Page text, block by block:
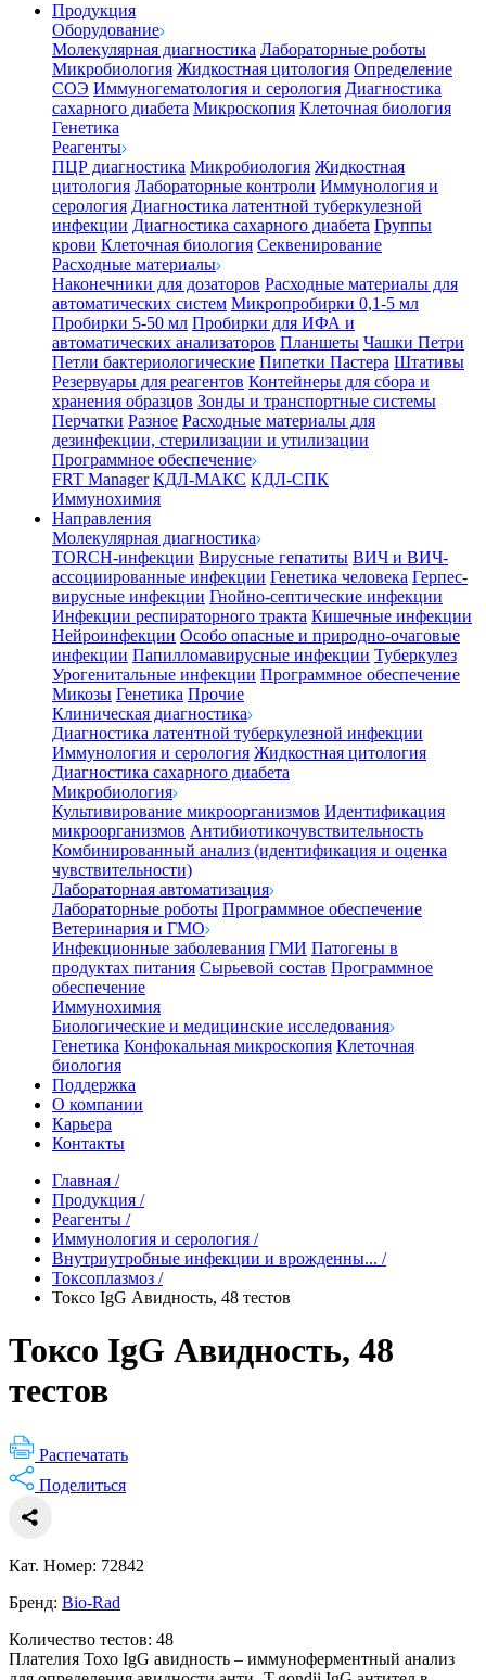
Продукция
Оборудование
Молекулярная диагностика Лабораторные роботы
Микробиология Жидкостная цитология Определение
СОЭ Иммуногематология и серология Диагностика
сахарного диабета Микроскопия Клеточная биология
Генетика
Реагенты
ПЦР диагностика Микробиология Жидкостная
цитология Лабораторные контроли Иммунология и
серология Диагностика латентной туберкулезной
инфекции Диагностика сахарного диабета Группы
крови Клеточная биология Секвенирование
Расходные материалы
Наконечники для дозаторов Расходные материалы для
автоматических систем Микропробирки 0,1-5 мл
Пробирки 5-50 мл Пробирки для ИФА и
автоматических анализаторов Планшеты Чашки Петри
Петли бактериологические Пипетки Пастера Штативы
Резервуары для реагентов Контейнеры для сбора и
хранения образцов Зонды и транспортные системы
Перчатки Разное Расходные материалы для
дезинфекции, стерилизации и утилизации
Программное обеспечение
FRT Manager КДЛ-МАКС КДЛ-СПК
Иммунохимия
Направления
Молекулярная диагностика
TORCH-инфекции Вирусные гепатиты ВИЧ и ВИЧ-
ассоциированные инфекции Генетика человека Герпес-
вирусные инфекции Гнойно-септические инфекции
Инфекции респираторного тракта Кишечные инфекции
Нейроинфекции Особо опасные и природно-очаговые
инфекции Папилломавирусные инфекции Туберкулез
Урогенитальные инфекции Программное обеспечение
Микозы Генетика Прочие
Клиническая диагностика
Диагностика латентной туберкулезной инфекции
Иммунология и серология Жидкостная цитология
Диагностика сахарного диабета
Микробиология
Культивирование микроорганизмов Идентификация
микроорганизмов Антибиотикочувствительность
Комбинированный анализ (идентификация и оценка
чувствительности)
Лабораторная автоматизация
Лабораторные роботы Программное обеспечение
Ветеринария и ГМО
Инфекционные заболевания ГМИ Патогены в
продуктах питания Сырьевой состав Программное
обеспечение
Иммунохимия
Биологические и медицинские исследования
Генетика Конфокальная микроскопия Клеточная
биология
Поддержка
О компании
Карьера
Контакты
Главная /
Продукция /
Реагенты /
Иммунология и серология /
Внутриутробные инфекции и врожденны... /
Токсоплазмоз /
Токсо IgG Авидность, 48 тестов
Токсо IgG Авидность, 48
тестов
Распечатать
Поделиться
Кат. Номер: 72842
Бренд: Bio-Rad
Количество тестов: 48
Плателия Тохо IgG авидность – иммуноферментный анализ